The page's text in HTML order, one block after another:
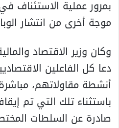
بمرور عملية
موجة أخرى من انتشار
وكان وزير الاقتصاد
دعا كل الفاعلين
أنشطة مقاولاتهم،
باستثناء تلك التي تم
صادرة عن السلطات